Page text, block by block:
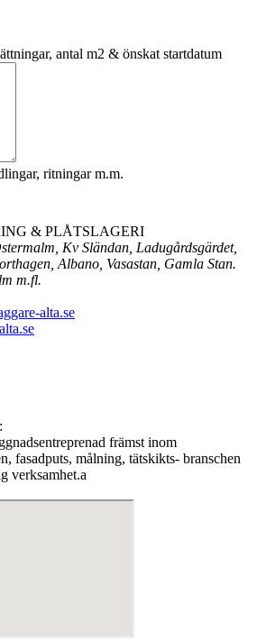
antal m2 & önskat startdatum
ritningar m.m.
& PLÅTSLAGERI
Kv Sländan, Ladugårdsgärdet,
Albano, Vasastan, Gamla Stan.
m.fl.
alta.se
främst inom
fasadputs, målning, tätskikts- branschen
verksamhet.a